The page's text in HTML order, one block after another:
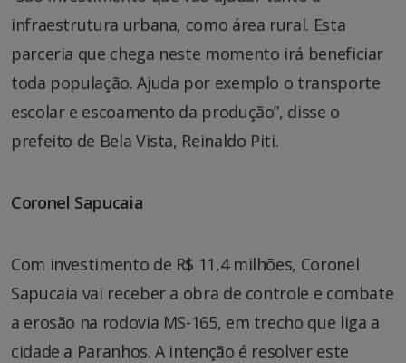
infraestrutura urbana, como área rural. Esta
parceria que chega neste momento irá beneficiar
toda população. Ajuda por exemplo o transporte
escolar e escoamento da produção”, disse o
prefeito de Bela Vista, Reinaldo Piti.
Coronel Sapucaia
Com investimento de R$ 11,4 milhões, Coronel
Sapucaia vai receber a obra de controle e combate
a erosão na rodovia MS-165, em trecho que liga a
cidade a Paranhos. A intenção é resolver este